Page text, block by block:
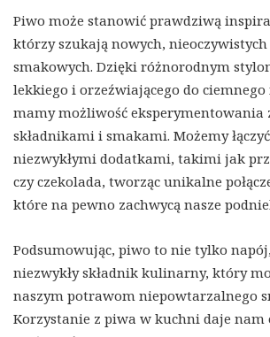
Piwo może stanowić prawdziwą
którzy szukają nowych, nieoczywistych
smakowych. Dzięki różnorodnym
lekkiego i orzeźwiającego do ciemnego
mamy możliwość eksperymentowania
składnikami i smakami. Możemy
niezwykłymi dodatkami, takimi jak
czy czekolada, tworząc unikalne
które na pewno zachwycą nasze
Podsumowując, piwo to nie tylko
niezwykły składnik kulinarny, który
naszym potrawom niepowtarzalnego
Korzystanie z piwa w kuchni daje nam